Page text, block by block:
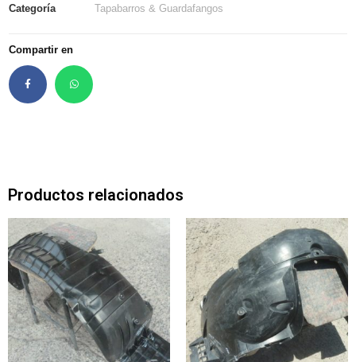
Categoría Tapabarros & Guardafangos
Compartir en
Productos relacionados